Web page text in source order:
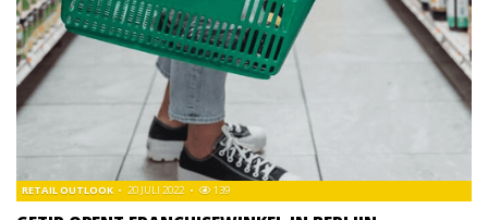
RETAIL OUTLOOK 20 JULI 2022 139